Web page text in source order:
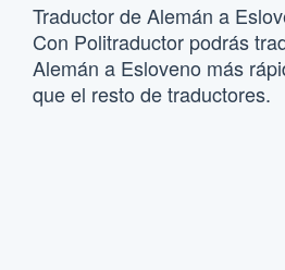
Traductor de Alemán a
Con Politraductor podrás
Alemán a Esloveno más
que el resto de traductores.